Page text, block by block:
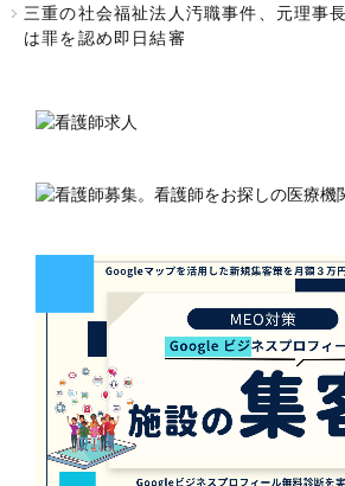
三重の社会福祉法人汚職事件、元理事
は罪を認め即日結審